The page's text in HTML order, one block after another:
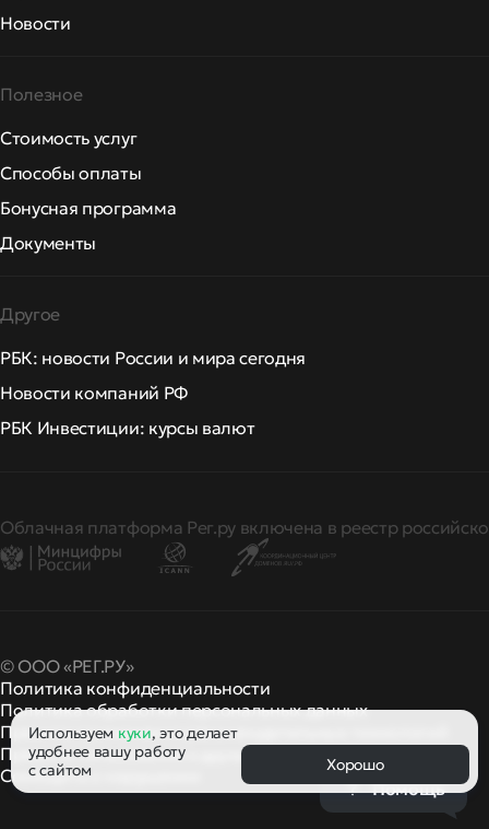
Новости
Полезное
Стоимость услуг
Способы оплаты
Бонусная программа
Документы
Другое
РБК: новости России и мира сегодня
Новости компаний РФ
РБК Инвестиции: курсы валют
Облачная платформа Рег.ру включена в реестр
© ООО «РЕГ.РУ»
Политика конфиденциальности
Политика обработки персональных данных
Правила применения рекомендательных технологий
Правила пользованияи другие
правила и политики
Сообщить о нарушении
Используем куки, это делает
удобнее вашу работу
с сайтом
Хорошо
Помощь